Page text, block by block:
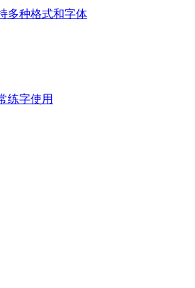
多种格式和字体
练字使用